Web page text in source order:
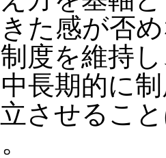
た感が否
度を維持
長期的に
させるこ